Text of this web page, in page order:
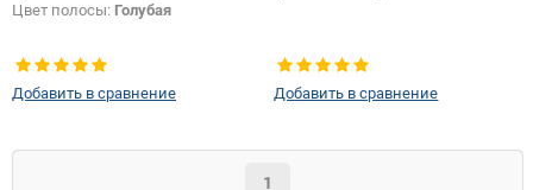
Цвет полосы: Голубая
Добавить в сравнение Добавить в сравнение
1